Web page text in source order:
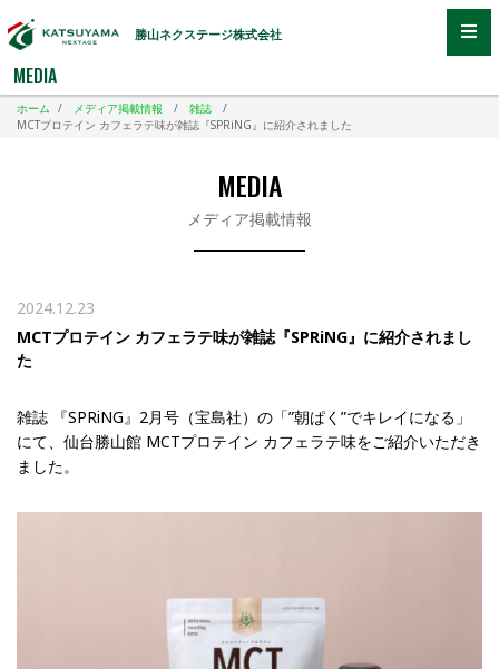
勝山ネクステージ株式会社
MEDIA
ホーム / メディア掲載情報 / 雑誌
/
MCTプロテイン カフェラテ味が雑誌『SPRiNG』に紹介されました
MEDIA
メディア掲載情報
2024.12.23
MCTプロテイン カフェラテ味が雑誌『SPRiNG』に紹介されまし
た
雑誌 『SPRiNG』2月号（宝島社）の「”朝ぱく”でキレイになる」
にて、仙台勝山館 MCTプロテイン カフェラテ味をご紹介いただき
ました。